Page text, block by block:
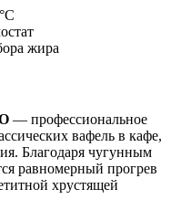
жира
— профессиональное
вафель в кафе,
Благодаря чугунным
равномерный прогрев
хрустящей